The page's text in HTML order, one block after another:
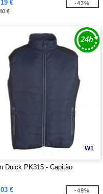
€
€
-43%
W1
Duick PK315 - Capitão
€ -49%